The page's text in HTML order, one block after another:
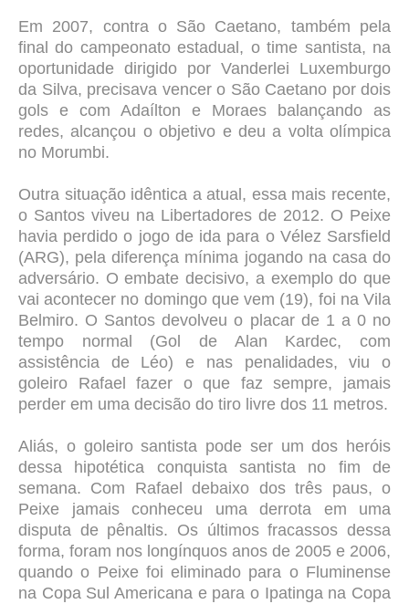
Em 2007, contra o São Caetano, também pela
final do campeonato estadual, o time santista, na
oportunidade dirigido por Vanderlei Luxemburgo
da Silva, precisava vencer o São Caetano por dois
gols e com Adaílton e Moraes balançando as
redes, alcançou o objetivo e deu a volta olímpica
no Morumbi.
Outra situação idêntica a atual, essa mais recente,
o Santos viveu na Libertadores de 2012. O Peixe
havia perdido o jogo de ida para o Vélez Sarsfield
(ARG), pela diferença mínima jogando na casa do
adversário. O embate decisivo, a exemplo do que
vai acontecer no domingo que vem (19), foi na Vila
Belmiro. O Santos devolveu o placar de 1 a 0 no
tempo normal (Gol de Alan Kardec, com
assistência de Léo) e nas penalidades, viu o
goleiro Rafael fazer o que faz sempre, jamais
perder em uma decisão do tiro livre dos 11 metros.
Aliás, o goleiro santista pode ser um dos heróis
dessa hipotética conquista santista no fim de
semana. Com Rafael debaixo dos três paus, o
Peixe jamais conheceu uma derrota em uma
disputa de pênaltis. Os últimos fracassos dessa
forma, foram nos longínquos anos de 2005 e 2006,
quando o Peixe foi eliminado para o Fluminense
na Copa Sul Americana e para o Ipatinga na Copa